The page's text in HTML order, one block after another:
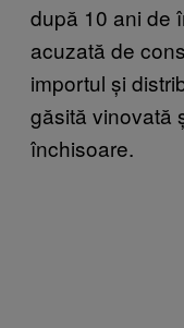
după 10 ani de
acuzată de
importul și
găsită vinovată
închisoare.